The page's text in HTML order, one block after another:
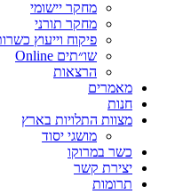
מחקר יישומי
מחקר תורני
פיקוח וייעוץ
שו״תים Online
הרצאות
מאמרים
חנות
מצוות התלויות בארץ
מושגי יסוד
כשר במרוקו
יצירת קשר
תרומות